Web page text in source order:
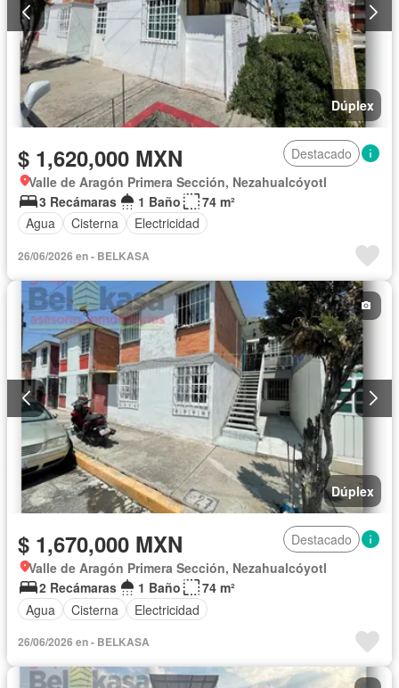
Dúplex
$ 1,620,000 MXN
Destacado
Valle de Aragón Primera Sección, Nezahualcóyotl
3 Recámaras
1 Baño
74 m²
Agua
Cisterna Electricidad
26/06/2026 en - BELKASA
Dúplex
$ 1,670,000 MXN
Destacado
Valle de Aragón Primera Sección, Nezahualcóyotl
2 Recámaras
1 Baño
74 m²
Agua
Cisterna Electricidad
26/06/2026 en - BELKASA